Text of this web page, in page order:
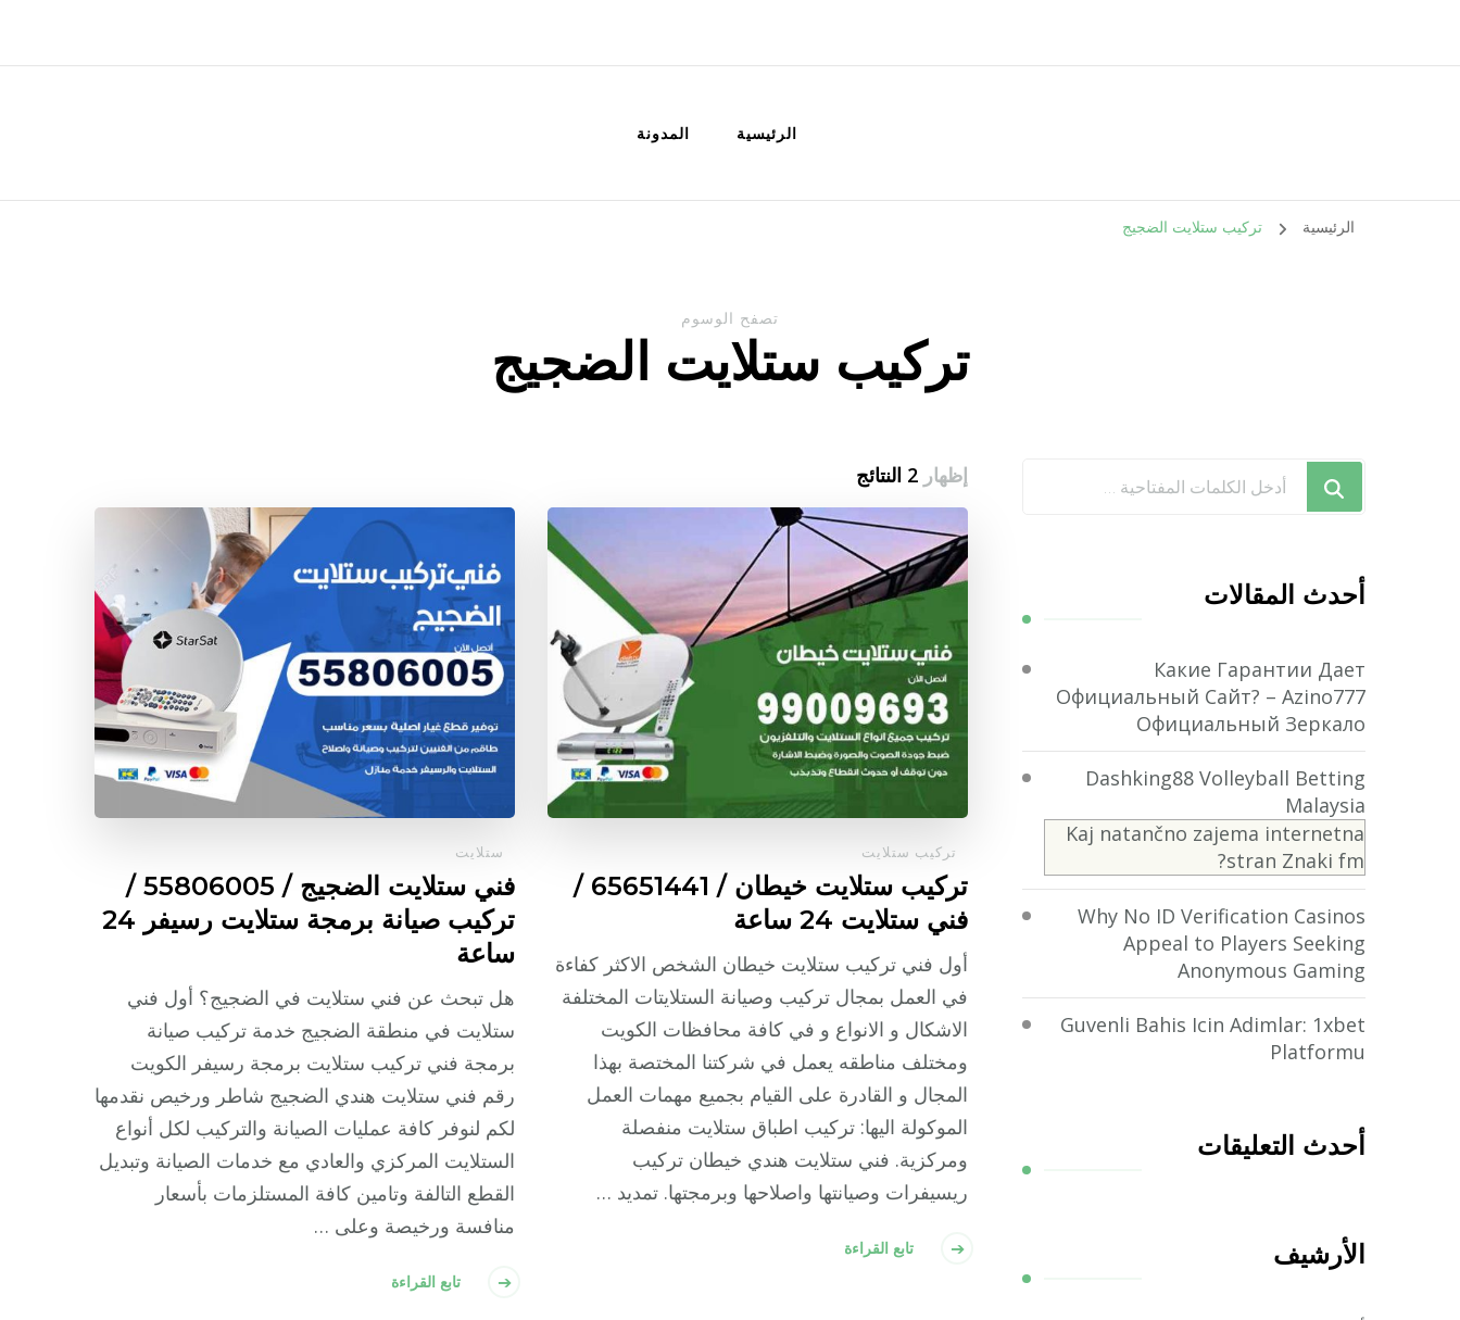
الرئيسية المدونة
الرئيسية تركيب ستلايت الضجيج
تصفح الوسوم
تركيب ستلايت الضجيج
إظهار 2 النتائج
تركيب ستلايت
تركيب ستلايت خيطان / 65651441 /
فني ستلايت 24 ساعة
أول فني تركيب ستلايت خيطان الشخص الاكثر كفاءة
في العمل بمجال تركيب وصيانة الستلايتات المختلفة
الاشكال و الانواع و في كافة محافظات الكويت
ومختلف مناطقه يعمل في شركتنا المختصة بهذا
المجال و القادرة على القيام بجميع مهمات العمل
الموكولة اليها: تركيب اطباق ستلايت منفصلة
ومركزية. فني ستلايت هندي خيطان تركيب
ريسيفرات وصيانتها واصلاحها وبرمجتها. تمديد …
تابع القراءة
ستلايت
فني ستلايت الضجيج / 55806005 /
تركيب صيانة برمجة ستلايت رسيفر 24
ساعة
هل تبحث عن فني ستلايت في الضجيج؟ أول فني
ستلايت في منطقة الضجيج خدمة تركيب صيانة
برمجة فني تركيب ستلايت برمجة رسيفر الكويت
رقم فني ستلايت هندي الضجيج شاطر ورخيص نقدمها
لكم لنوفر كافة عمليات الصيانة والتركيب لكل أنواع
الستلايت المركزي والعادي مع خدمات الصيانة وتبديل
القطع التالفة وتامين كافة المستلزمات بأسعار
منافسة ورخيصة وعلى …
تابع القراءة
تبحث
شيء
ما؟
أحدث المقالات
Какие Гарантии Дает
Официальный Сайт? – Azino777
Официальный Зеркало
Dashking88 Volleyball Betting
Malaysia
Kaj natančno zajema internetna
stran Znaki fm?
Why No ID Verification Casinos
Appeal to Players Seeking
Anonymous Gaming
Guvenli Bahis Icin Adimlar: 1xbet
Platformu
أحدث التعليقات
الأرشيف